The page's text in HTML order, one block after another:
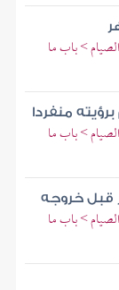
> باب ما
منفردا
> باب ما
قبل خروجه
> باب ما